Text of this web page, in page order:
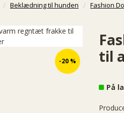
Beklædning til hunden Fashion
-20 %
til
På